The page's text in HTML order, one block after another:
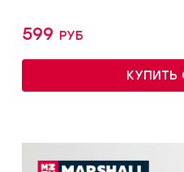
599 руб
КУПИТЬ